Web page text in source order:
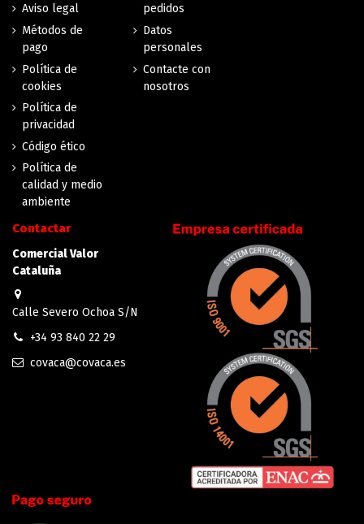
Aviso legal
Métodos de
pago
Política de
cookies
Política de
privacidad
Código ético
Política de
calidad y medio
ambiente
pedidos
Datos
personales
Contacte con
nosotros
Contactar
Comercial Valor
Cataluña
Calle Severo Ochoa S/N
+34 93 840 22 29
covaca@covaca.es